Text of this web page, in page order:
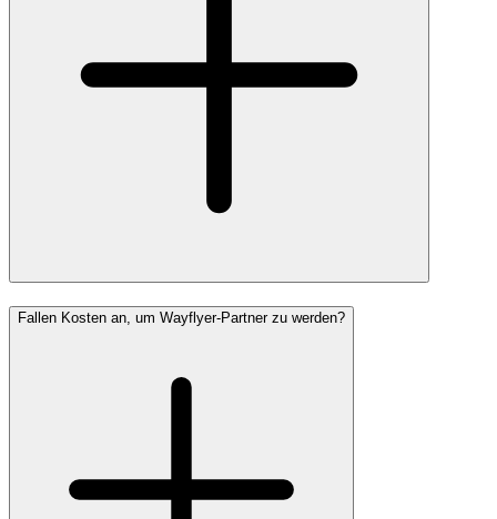
Fallen Kosten an, um Wayflyer-Partner zu werden?